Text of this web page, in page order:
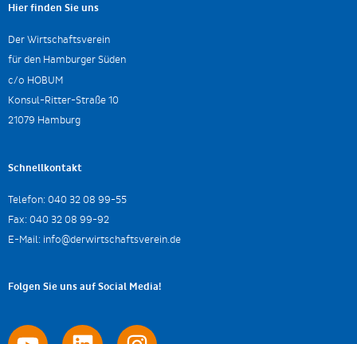
Hier finden Sie uns
Der Wirtschaftsverein
für den Hamburger Süden
c/o HOBUM
Konsul-Ritter-Straße 10
21079 Hamburg
Schnellkontakt
Telefon: 040 32 08 99-55
Fax: 040 32 08 99-92
E-Mail: info@derwirtschaftsverein.de
Folgen Sie uns auf Social Media!